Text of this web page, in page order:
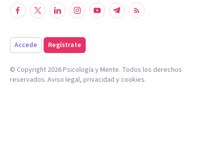
Accede Regístrate
© Copyright 2026Psicología y Mente. Todos los derechos
reservados. Aviso legal, privacidad y cookies.